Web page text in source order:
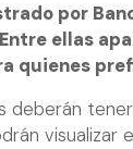
por
ellas
quienes
deberán